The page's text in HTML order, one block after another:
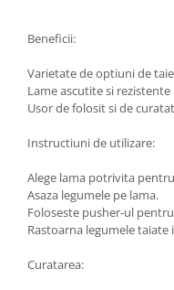
Beneficii:
Varietate de optiuni de
Lame ascutite si rezistente
Usor de folosit si de curatat
Instructiuni de utilizare:
Alege lama potrivita
Asaza legumele pe lama.
Foloseste pusher-ul
Rastoarna legumele
Curatarea: